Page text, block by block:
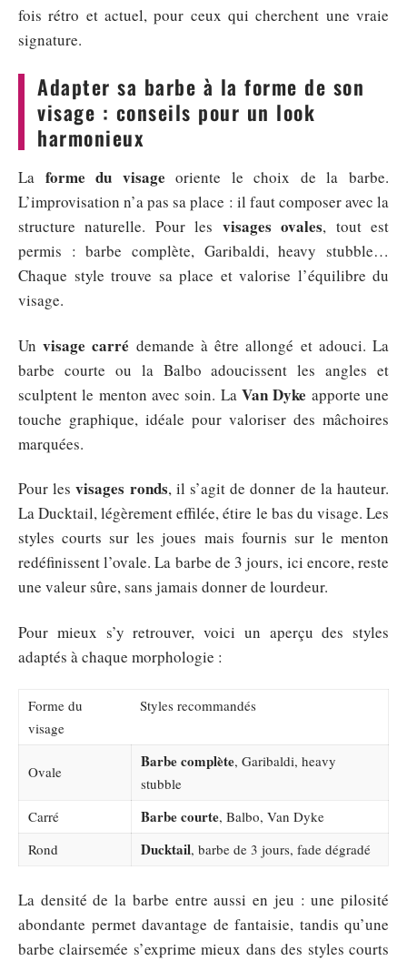
fois rétro et actuel, pour ceux qui cherchent une vraie
signature.
Adapter sa barbe à la forme de son
visage : conseils pour un look
harmonieux
La forme du visage oriente le choix de la barbe.
L’improvisation n’a pas sa place : il faut composer avec la
structure naturelle. Pour les visages ovales, tout est
permis : barbe complète, Garibaldi, heavy stubble…
Chaque style trouve sa place et valorise l’équilibre du
visage.
Unvisage carré demande à être allongé et adouci. La
barbe courte ou la Balbo adoucissent les angles et
sculptent le menton avec soin. La Van Dyke apporte une
touche graphique, idéale pour valoriser des mâchoires
marquées.
Pour lesvisages ronds, il s’agit de donner de la hauteur.
La Ducktail, légèrement effilée, étire le bas du visage. Les
styles courts sur les joues mais fournis sur le menton
redéfinissent l’ovale. La barbe de 3 jours, ici encore, reste
une valeur sûre, sans jamais donner de lourdeur.
Pour mieux s’y retrouver, voici un aperçu des styles
adaptés à chaque morphologie :
Forme du
visage
Styles recommandés
Ovale
Barbe complète, Garibaldi, heavy
stubble
Carré
Barbe courte, Balbo, Van Dyke
Rond
Ducktail, barbe de 3 jours, fade dégradé
La densité de la barbe entre aussi en jeu : une pilosité
abondante permet davantage de fantaisie, tandis qu’une
barbe clairsemée s’exprime mieux dans des styles courts